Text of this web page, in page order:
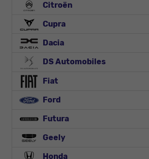
Citroën
Cupra
Dacia
DS Automobiles
Fiat
Ford
Futura
Geely
Honda